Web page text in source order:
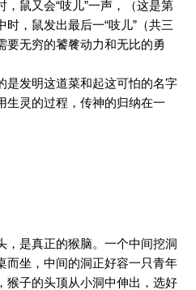
，鼠又会“吱儿”一声，（这是第
，鼠发出最后一“吱儿”（共三
要无穷的饕餮动力和无比的勇
是发明这道菜和起这可怕的名字
生灵的过程，传神的归纳在一
，是真正的猴脑。一个中间挖洞
而坐，中间的洞正好容一只青年
猴子的头顶从小洞中伸出，选好